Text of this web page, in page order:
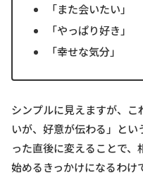
「また会いたい」
「やっぱり好き」
「幸せな気分」
シンプルに見えますが、こ
いが、好意が伝わる」と
った直後に変えることで
始めるきっかけになるわけ